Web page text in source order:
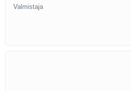
Valmistaja